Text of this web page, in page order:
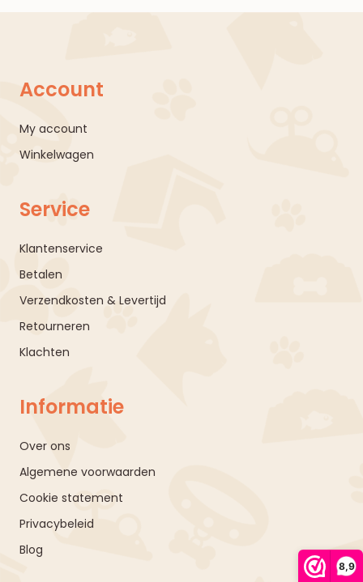
8,9
Account
My account
Winkelwagen
Service
Klantenservice
Betalen
Verzendkosten & Levertijd
Retourneren
Klachten
Informatie
Over ons
Algemene voorwaarden
Cookie statement
Privacybeleid
Blog